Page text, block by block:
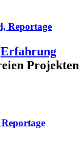
Reportage
Erfahrung
Projekten